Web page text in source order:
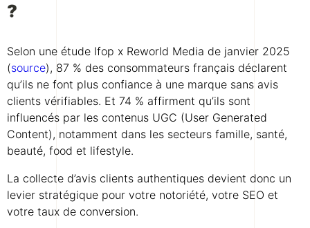
?
Selon une étude Ifop x Reworld Media de janvier 2025
(source), 87 % des consommateurs français déclarent
qu’ils ne font plus confiance à une marque sans avis
clients vérifiables. Et 74 % affirment qu’ils sont
influencés par les contenus UGC (User Generated
Content), notamment dans les secteurs famille, santé,
beauté, food et lifestyle.
La collecte d’avis clients authentiques devient donc un
levier stratégique pour votre notoriété, votre SEO et
votre taux de conversion.